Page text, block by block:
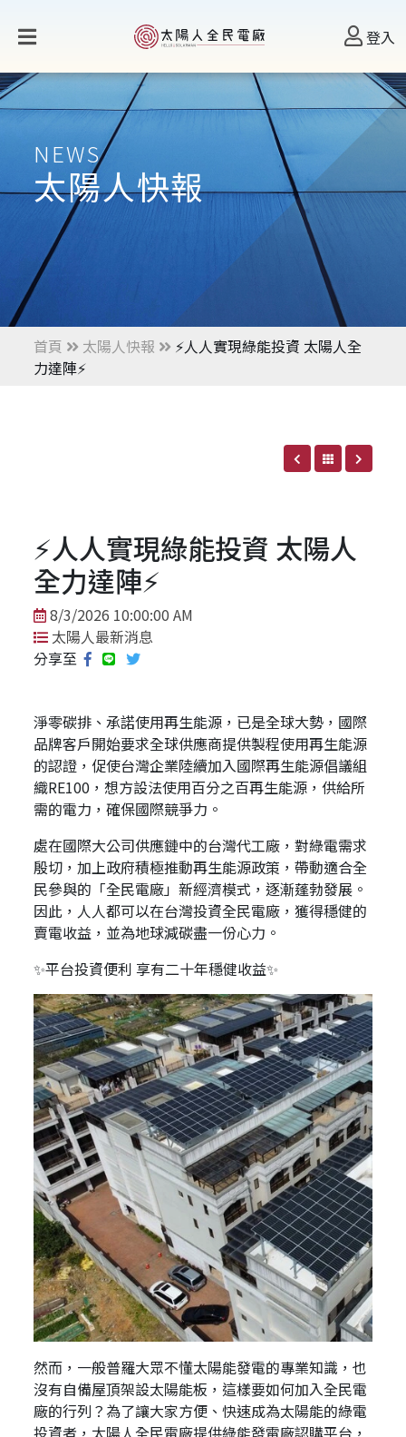
登入
NEWS
太陽人快報
首頁 太陽人快報
⚡️人人實現綠能投資 太陽人全
力達陣⚡️
⚡️人人實現綠能投資 太陽人
全力達陣⚡️
8/3/2026 10:00:00 AM
太陽人最新消息
分享至
淨零碳排、承諾使用再生能源，已是全球大勢，國際
品牌客戶開始要求全球供應商提供製程使用再生能源
的認證，促使台灣企業陸續加入國際再生能源倡議組
織RE100，想方設法使用百分之百再生能源，供給所
需的電力，確保國際競爭力。
處在國際大公司供應鏈中的台灣代工廠，對綠電需求
殷切，加上政府積極推動再生能源政策，帶動適合全
民參與的「全民電廠」新經濟模式，逐漸蓬勃發展。
因此，人人都可以在台灣投資全民電廠，獲得穩健的
賣電收益，並為地球減碳盡一份心力。
✨平台投資便利 享有二十年穩健收益✨
然而，一般普羅大眾不懂太陽能發電的專業知識，也
沒有自備屋頂架設太陽能板，這樣要如何加入全民電
廠的行列？為了讓大家方便、快速成為太陽能的綠電
投資者，太陽人全民電廠提供綠能發電廠認購平台，